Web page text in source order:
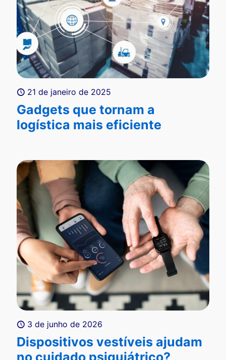
21 de janeiro de 2025
Gadgets que tornam a
logística mais eficiente
3 de junho de 2026
Dispositivos vestíveis ajudam